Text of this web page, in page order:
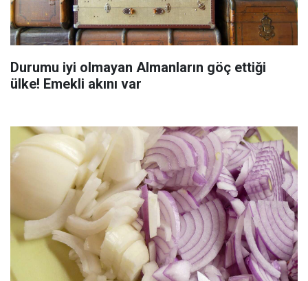
Durumu iyi olmayan Almanların göç ettiği
ülke! Emekli akını var